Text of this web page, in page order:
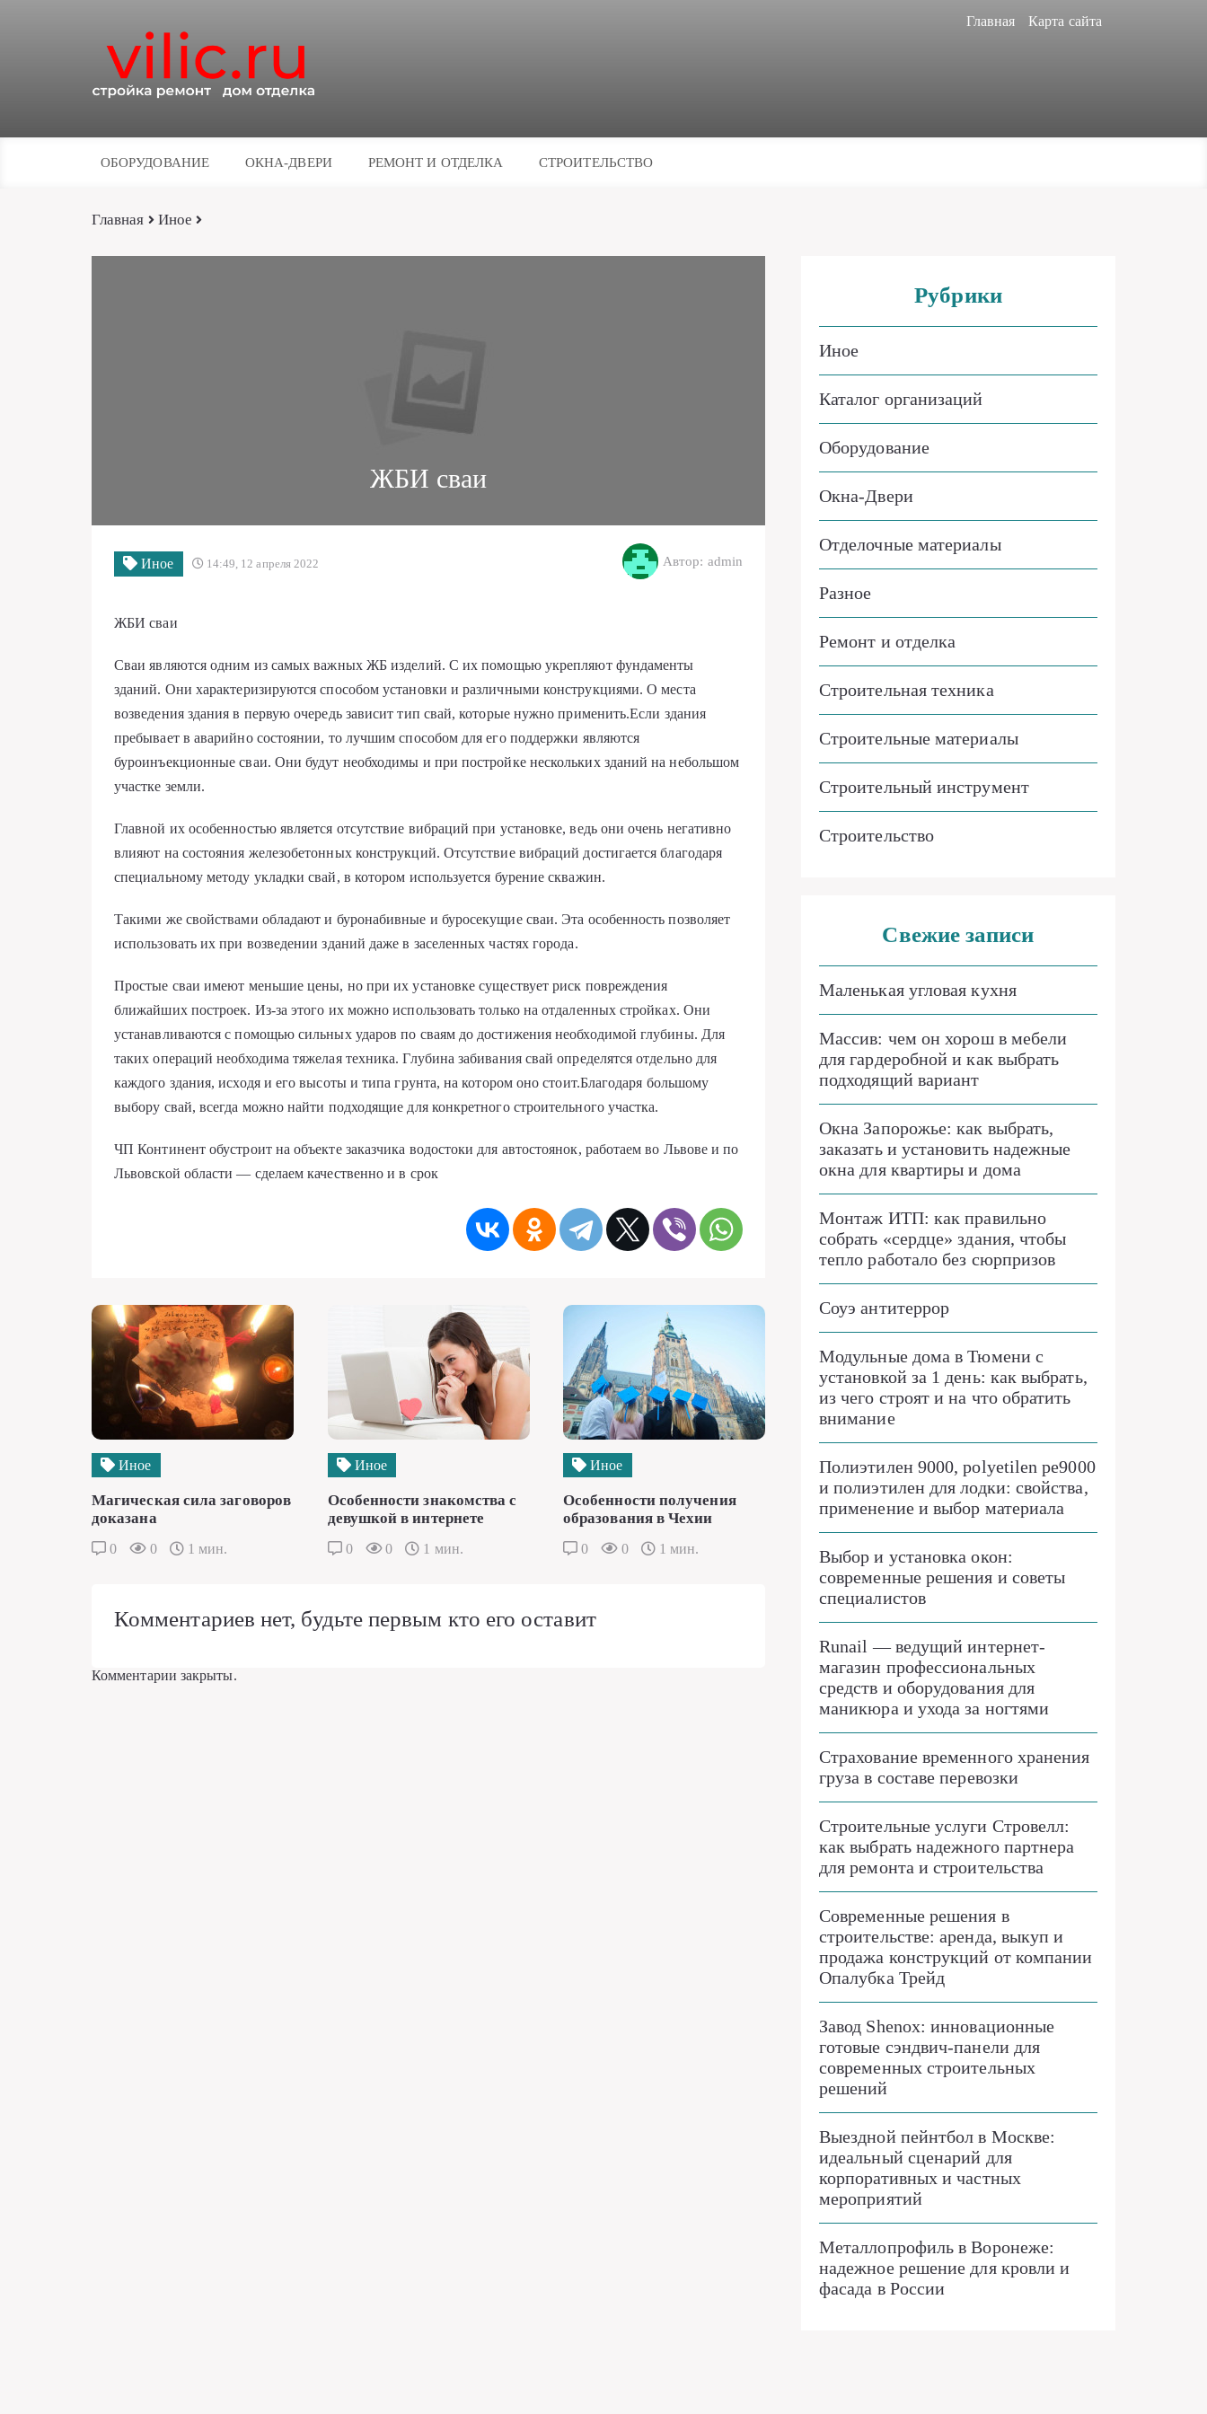
Главная Карта сайта
ОБОРУДОВАНИЕ ОКНА-ДВЕРИ РЕМОНТ И ОТДЕЛКА СТРОИТЕЛЬСТВО
Главная Иное
ЖБИ сваи
Иное 14:49, 12 апреля 2022 Автор: admin
ЖБИ сваи
Сваи являются одним из самых важных ЖБ изделий. С их помощью укрепляют фундаменты
зданий. Они характеризируются способом установки и различными конструкциями. О места
возведения здания в первую очередь зависит тип свай, которые нужно применить.Если здания
пребывает в аварийно состоянии, то лучшим способом для его поддержки являются
буроинъекционные сваи. Они будут необходимы и при постройке нескольких зданий на небольшом
участке земли.
Главной их особенностью является отсутствие вибраций при установке, ведь они очень негативно
влияют на состояния железобетонных конструкций. Отсутствие вибраций достигается благодаря
специальному методу укладки свай, в котором используется бурение скважин.
Такими же свойствами обладают и буронабивные и буросекущие сваи. Эта особенность позволяет
использовать их при возведении зданий даже в заселенных частях города.
Простые сваи имеют меньшие цены, но при их установке существует риск повреждения
ближайших построек. Из-за этого их можно использовать только на отдаленных стройках. Они
устанавливаются с помощью сильных ударов по сваям до достижения необходимой глубины. Для
таких операций необходима тяжелая техника. Глубина забивания свай определятся отдельно для
каждого здания, исходя и его высоты и типа грунта, на котором оно стоит.Благодаря большому
выбору свай, всегда можно найти подходящие для конкретного строительного участка.
ЧП Континент обустроит на объекте заказчика водостоки для автостоянок, работаем во Львове и по
Львовской области — сделаем качественно и в срок
Иное
Магическая сила заговоров
доказана
0 0 1 мин.
Иное
Особенности знакомства с
девушкой в интернете
0 0 1 мин.
Иное
Особенности получения
образования в Чехии
0 0 1 мин.
Комментариев нет, будьте первым кто его оставит
Комментарии закрыты.
Рубрики
Иное
Каталог организаций
Оборудование
Окна-Двери
Отделочные материалы
Разное
Ремонт и отделка
Строительная техника
Строительные материалы
Строительный инструмент
Строительство
Свежие записи
Маленькая угловая кухня
Массив: чем он хорош в мебели
для гардеробной и как выбрать
подходящий вариант
Окна Запорожье: как выбрать,
заказать и установить надежные
окна для квартиры и дома
Монтаж ИТП: как правильно
собрать «сердце» здания, чтобы
тепло работало без сюрпризов
Соуэ антитеррор
Модульные дома в Тюмени с
установкой за 1 день: как выбрать,
из чего строят и на что обратить
внимание
Полиэтилен 9000, polyetilen pe9000
и полиэтилен для лодки: свойства,
применение и выбор материала
Выбор и установка окон:
современные решения и советы
специалистов
Runail — ведущий интернет-
магазин профессиональных
средств и оборудования для
маникюра и ухода за ногтями
Страхование временного хранения
груза в составе перевозки
Строительные услуги Стровелл:
как выбрать надежного партнера
для ремонта и строительства
Современные решения в
строительстве: аренда, выкуп и
продажа конструкций от компании
Опалубка Трейд
Завод Shenox: инновационные
готовые сэндвич-панели для
современных строительных
решений
Выездной пейнтбол в Москве:
идеальный сценарий для
корпоративных и частных
мероприятий
Металлопрофиль в Воронеже:
надежное решение для кровли и
фасада в России